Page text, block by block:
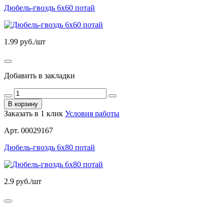
Дюбель-гвоздь 6х60 потай
1.99 руб./шт
Добавить в закладки
В корзину
Заказать в 1 клик Условия работы
Арт. 00029167
Дюбель-гвоздь 6х80 потай
2.9 руб./шт